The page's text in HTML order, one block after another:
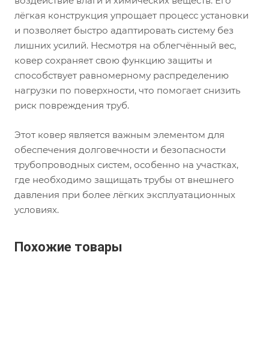
лёгкая конструкция упрощает процесс установки
и позволяет быстро адаптировать систему без
лишних усилий. Несмотря на облегчённый вес,
ковер сохраняет свою функцию защиты и
способствует равномерному распределению
нагрузки по поверхности, что помогает снизить
риск повреждения труб.
Этот ковер является важным элементом для
обеспечения долговечности и безопасности
трубопроводных систем, особенно на участках,
где необходимо защищать трубы от внешнего
давления при более лёгких эксплуатационных
условиях.
Похожие товары